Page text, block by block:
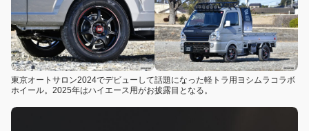
東京オートサロン2024でデビューして話題になった軽トラ用ヨシムラコラボ
ホイール。2025年はハイエース用がお披露目となる。